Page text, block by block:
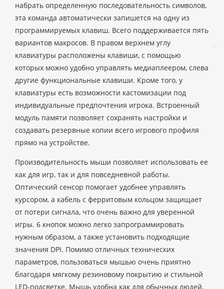
набрать определенную последовательность символов,
эта команда автоматически запишется на одну из
программируемых клавиш. Всего поддерживается пять
вариантов макросов. В правом верхнем углу
клавиатуры расположены клавиши, с помощью
которых можно удобно управлять медиаплеером, слева
другие функциональные клавиши. Кроме того, у
клавиатуры есть возможности кастомизации под
индивидуальные предпочтения игрока. Встроенный
модуль памяти позволяет сохранять настройки и
создавать резервные копии всего игрового профиля
прямо на устройстве.
Производительность мыши позволяет использовать ее
как для игр, так и для повседневной работы.
Оптический сенсор помогает удобнее управлять
курсором, а кабель с ферритовым кольцом защищает
от потери сигнала, что очень важно для уверенной
игры. 6 кнопок можно легко запрограммировать
нужным образом, а также установить подходящие
значения DPI. Помимо отличных технических
параметров, пользоваться мышью очень приятно
благодаря мягкому резиновому покрытию и стильной
LED-подсветке. Мышь удобна как для обычных людей,